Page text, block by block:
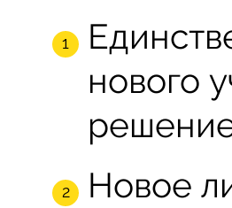
нового
Новое